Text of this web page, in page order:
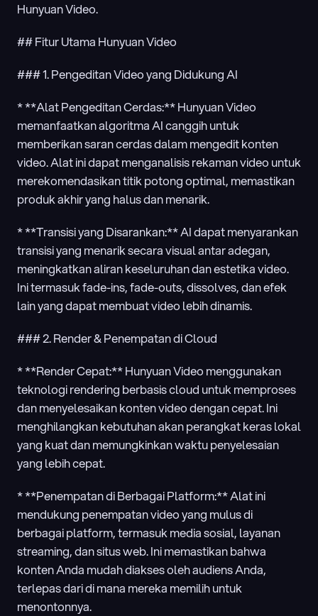
Hunyuan Video.
## Fitur Utama Hunyuan Video
### 1. Pengeditan Video yang Didukung AI
* **Alat Pengeditan Cerdas:** Hunyuan Video
memanfaatkan algoritma AI canggih untuk
memberikan saran cerdas dalam mengedit konten
video. Alat ini dapat menganalisis rekaman video untuk
merekomendasikan titik potong optimal, memastikan
produk akhir yang halus dan menarik.
* **Transisi yang Disarankan:** AI dapat menyarankan
transisi yang menarik secara visual antar adegan,
meningkatkan aliran keseluruhan dan estetika video.
Ini termasuk fade-ins, fade-outs, dissolves, dan efek
lain yang dapat membuat video lebih dinamis.
### 2. Render & Penempatan di Cloud
* **Render Cepat:** Hunyuan Video menggunakan
teknologi rendering berbasis cloud untuk memproses
dan menyelesaikan konten video dengan cepat. Ini
menghilangkan kebutuhan akan perangkat keras lokal
yang kuat dan memungkinkan waktu penyelesaian
yang lebih cepat.
* **Penempatan di Berbagai Platform:** Alat ini
mendukung penempatan video yang mulus di
berbagai platform, termasuk media sosial, layanan
streaming, dan situs web. Ini memastikan bahwa
konten Anda mudah diakses oleh audiens Anda,
terlepas dari di mana mereka memilih untuk
menontonnya.